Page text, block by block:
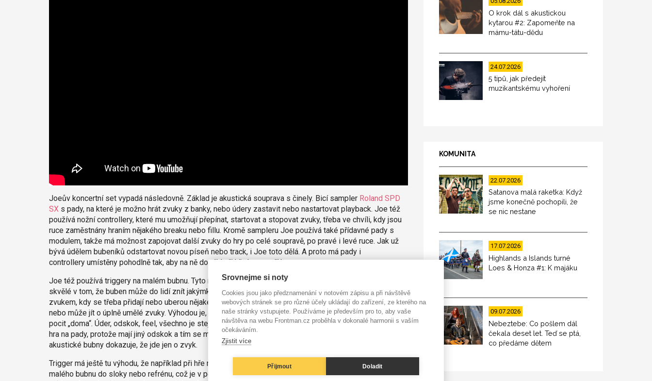
Joeův koncertní set vypadá následovně. Základ je akustická souprava s činely. Bicí sampler Roland SPD
SXs pady, na které je možno hrát zvuky z banky, nebo údery zastavit nebo nastartovat playback. Joe též
používá nožní controllery, které mu umožňují přepínat, startovat a stopovat zvuky, třeba ve chvíli, kdy jsou
ruce zaměstnány hraním nějakého breaku nebo fillu. Kromě sampleru Joe používá také přídavné pady s
modulem, takže má možnost zapojovat další zvuky do hry po celé soupravě, po pravé i levé ruce. Jak už
bývá údělem bubeníků odstartovat novou píseň nebo track, i Joe toto dělá. A proto má pady i
controllery umístěny pohodlně tak, aby na ně dosáhl při hře bez potíží.
Joe též používá triggery na malém bubnu. Tyto mu snímají signál zvuku bubnu po úderu paličkou. To je
skvělé v tom, že buben může do lidí znít jakýmkoliv připraveným zvukem. Ať už upraveným akustickým
zvukem, kdy se třeba přidají nebo uberou nějaké frekvence a buben dostane úplně jiný charakter, barvu a
nebo může jít o úplně umělé zvuky. Výhodou je, že bubeník stále hraje na svou soupravu a zůstává mu
pocit „doma“. Úder, odskok, feel, všechno je stejné. Některým bubeníkům totiž může pocitově vadit např.
hra na pady, protože mají jiný odskok a tím se mění pocit ze hry. Joe kombinací hry na gumové pady i
akustické bubny dokazuje, že jde jen o zvyk.
Trigger má ještě tu výhodu, že například při hře na stejný buben se stejným odskokem může změnit zvuk
malého bubnu do sloky nebo refrénu, což je v popové hudbě hodně užívaný aranžérský prvek. Bubeník tak
O krok dál s akustickou
kytarou #2: Zapomeňte na
mámu-tátu-dědu
24.07.2026
5 tipů, jak předejít
muzikantskému vyhoření
KOMUNITA
22.07.2026
Satanova malá raketka: Když
jsme konečně pochopili, že
se nic nestane
17.07.2026
Highlands a Islands turné
Loes & Honza #1: K majáku
09.07.2026
Nebeztebe: Co pošlem dál
čekala deset let. Teď se ptá,
co předáme dětem
Srovnejme si noty
Cookies jsou jako předznamenání v notovém zápisu a při návštěvě
webových stránek se pro různé účely ukládají do zařízení, ze kterého na
naše stránky vstupujete. Používáme je především pro to, aby vaše
návštěva na webu Frontman.cz proběhla v dokonalé harmonii s vaším
očekáváním.
Zjistit více
Přijmout Doladit